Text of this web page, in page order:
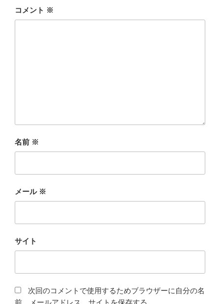
コメント ※
名前 ※
メール ※
サイト
次回のコメントで使用するためブラウザーに自分の名
前、メールアドレス、サイトを保存する。